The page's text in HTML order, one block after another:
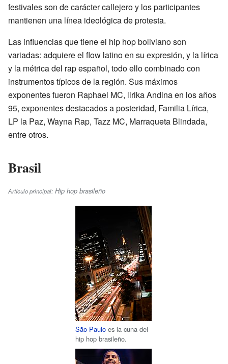
festivales son de carácter callejero y los participantes
mantienen una línea ideológica de protesta.
Las influencias que tiene el hip hop boliviano son
variadas: adquiere el flow latino en su expresión, y la lírica
y la métrica del rap español, todo ello combinado con
instrumentos típicos de la región. Sus máximos
exponentes fueron Raphael MC, lirika Andina en los años
95, exponentes destacados a posteridad, Familia Lírica,
LP la Paz, Wayna Rap, Tazz MC, Marraqueta Blindada,
entre otros.
Brasil
Artículo principal: Hip hop brasileño
São Paulo es la cuna del
hip hop brasileño.